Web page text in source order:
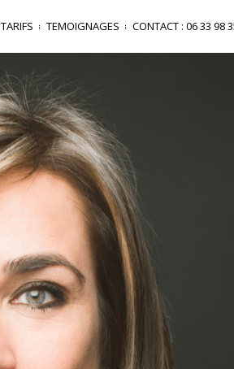
TARIFS TEMOIGNAGES CONTACT : 06 33 98